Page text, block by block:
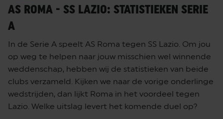
AS ROMA - SS LAZIO: STATISTIEKEN SERIE
A
In de Serie A speelt AS Roma tegen SS Lazio. Om jou
op weg te helpen naar jouw misschien wel winnende
weddenschap, hebben wij de statistieken van beide
clubs verzameld. Kijken we naar de vorige onderlinge
wedstrijden, dan lijkt Roma in het voordeel tegen
Lazio. Welke uitslag levert het komende duel op?